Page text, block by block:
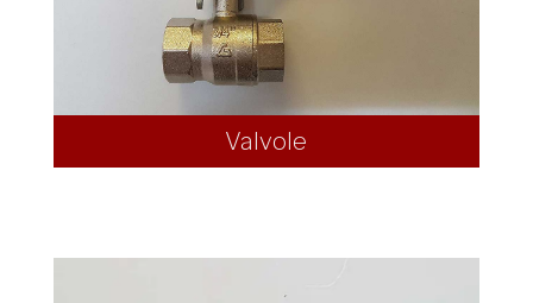
Valvole